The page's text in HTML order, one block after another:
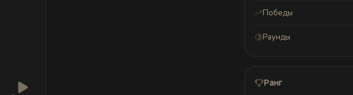
Победы
Раунды
Ранг